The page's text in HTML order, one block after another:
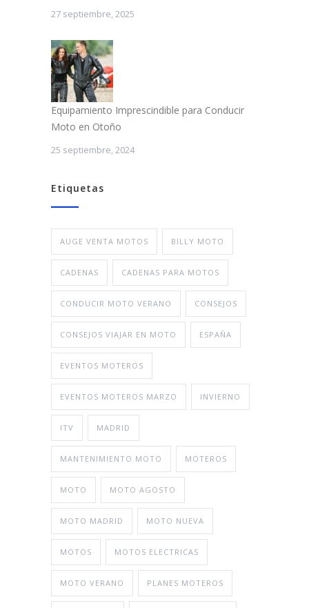
27 septiembre, 2025
Equipamiento Imprescindible para Conducir
Moto en Otoño
25 septiembre, 2024
Etiquetas
AUGE VENTA MOTOS BILLY MOTO
CADENAS CADENAS PARA MOTOS
CONDUCIR MOTO VERANO CONSEJOS
CONSEJOS VIAJAR EN MOTO ESPAÑA
EVENTOS MOTEROS
EVENTOS MOTEROS MARZO INVIERNO
ITV MADRID
MANTENIMIENTO MOTO MOTEROS
MOTO MOTO AGOSTO
MOTO MADRID MOTO NUEVA
MOTOS MOTOS ELECTRICAS
MOTO VERANO PLANES MOTEROS